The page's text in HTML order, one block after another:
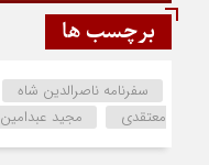
برچسب ها
سفرنامه ناصرالدین شاه
معتقدی
مجید عبدامین